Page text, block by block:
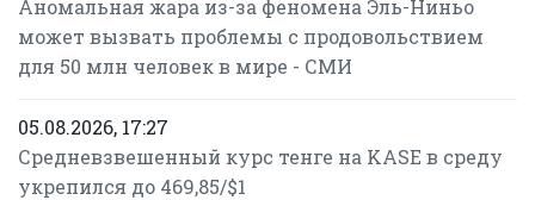
Аномальная жара из-за феномена Эль-Ниньо
может вызвать проблемы с продовольствием
для 50 млн человек в мире - СМИ
05.08.2026, 17:27
Средневзвешенный курс тенге на KASE в среду
укрепился до 469,85/$1